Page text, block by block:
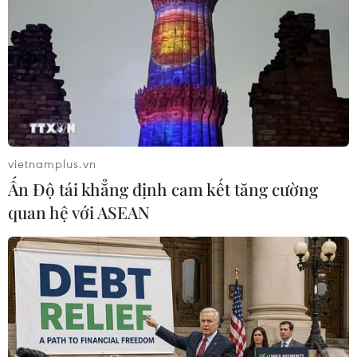
Tp. Hồ Chí Minh
Theo dõi VietnamPlus
TIN LIÊN QUAN
vietnamplus.vn
Ấn Độ tái khẳng định cam kết tăng cường
quan hệ với ASEAN